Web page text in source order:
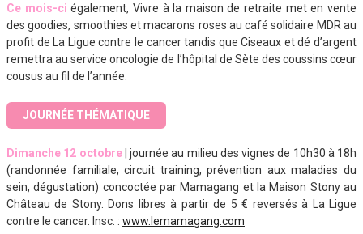
Ce mois-ci également, Vivre à la maison de retraite met en vente
des goodies, smoothies et macarons roses au café solidaire MDR au
profit de La Ligue contre le cancer tandis que Ciseaux et dé d’argent
remettra au service oncologie de l’hôpital de Sète des coussins cœur
cousus au fil de l’année.
JOURNÉE THÉMATIQUE
Dimanche 12 octobre| journée au milieu des vignes de 10h30 à 18h
(randonnée familiale, circuit training, prévention aux maladies du
sein, dégustation) concoctée par Mamagang et la Maison Stony au
Château de Stony. Dons libres à partir de 5 € reversés à La Ligue
contre le cancer. Insc. : www.lemamagang.com